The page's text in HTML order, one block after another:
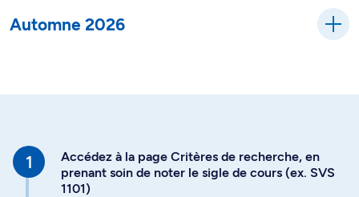
Automne 2026
Accédez à la page Critères de recherche, en
prenant soin de noter le sigle de cours (ex. SVS
1101)